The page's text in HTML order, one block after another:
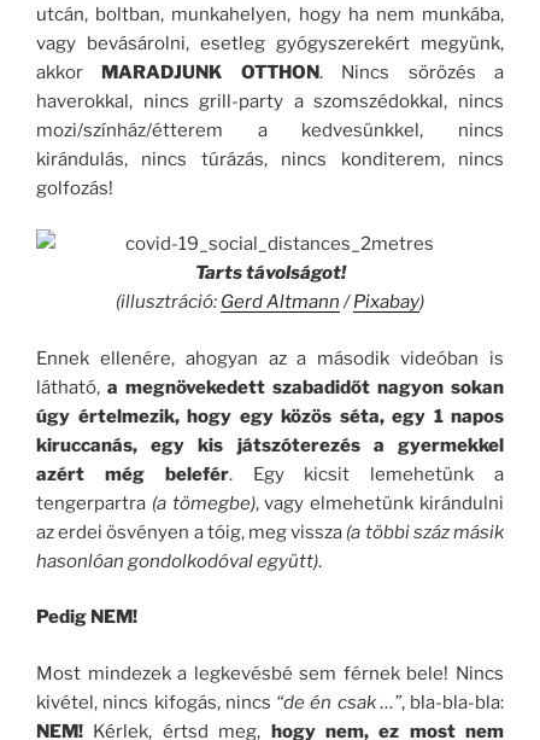
utcán, boltban, munkahelyen, hogy ha nem munkába,
vagy bevásárolni, esetleg gyógyszerekért megyünk,
akkor MARADJUNK OTTHON. Nincs sörözés a
haverokkal, nincs grill-party a szomszédokkal, nincs
mozi/színház/étterem a kedvesünkkel, nincs
kirándulás, nincs túrázás, nincs konditerem, nincs
golfozás!
Tarts távolságot!
(illusztráció: Gerd Altmann /Pixabay)
Ennek ellenére, ahogyan az a második videóban is
látható, a megnövekedett szabadidőt nagyon sokan
úgy értelmezik, hogy egy közös séta, egy 1 napos
kiruccanás, egy kis játszóterezés a gyermekkel
azért még belefér. Egy kicsit lemehetünk a
tengerpartra (a tömegbe), vagy elmehetünk kirándulni
az erdei ösvényen a tóig, meg vissza (a többi száz másik
hasonlóan gondolkodóval együtt).
Pedig NEM!
Most mindezek a legkevésbé sem férnek bele! Nincs
kivétel, nincs kifogás, nincs “de én csak …”, bla-bla-bla:
NEM! Kérlek, értsd meg, hogy nem, ez most nem